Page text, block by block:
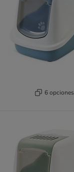
6 opciones